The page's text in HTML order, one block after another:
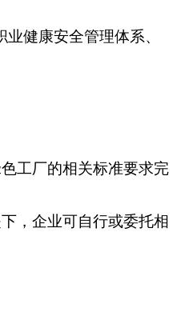
健康安全管理体系、
工厂的相关标准要求完
，企业可自行或委托相